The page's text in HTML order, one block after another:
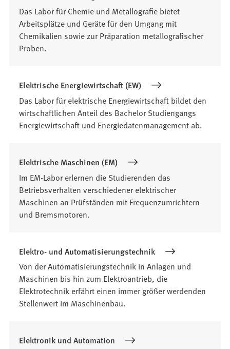
Das Labor für Chemie und Metallografie bietet
Arbeitsplätze und Geräte für den Umgang mit
Chemikalien sowie zur Präparation metallografischer
Proben.
Elektrische Energiewirtschaft (EW)
Das Labor für elektrische Energiewirtschaft bildet den
wirtschaftlichen Anteil des Bachelor Studiengangs
Energiewirtschaft und Energiedatenmanagement ab.
Elektrische Maschinen (EM)
Im EM-Labor erlernen die Studierenden das
Betriebsverhalten verschiedener elektrischer
Maschinen an Prüfständen mit Frequenzumrichtern
und Bremsmotoren.
Elektro- und Automatisierungstechnik
Von der Automatisierungstechnik in Anlagen und
Maschinen bis hin zum Elektroantrieb, die
Elektrotechnik erfährt einen immer größer werdenden
Stellenwert im Maschinenbau.
Elektronik und Automation